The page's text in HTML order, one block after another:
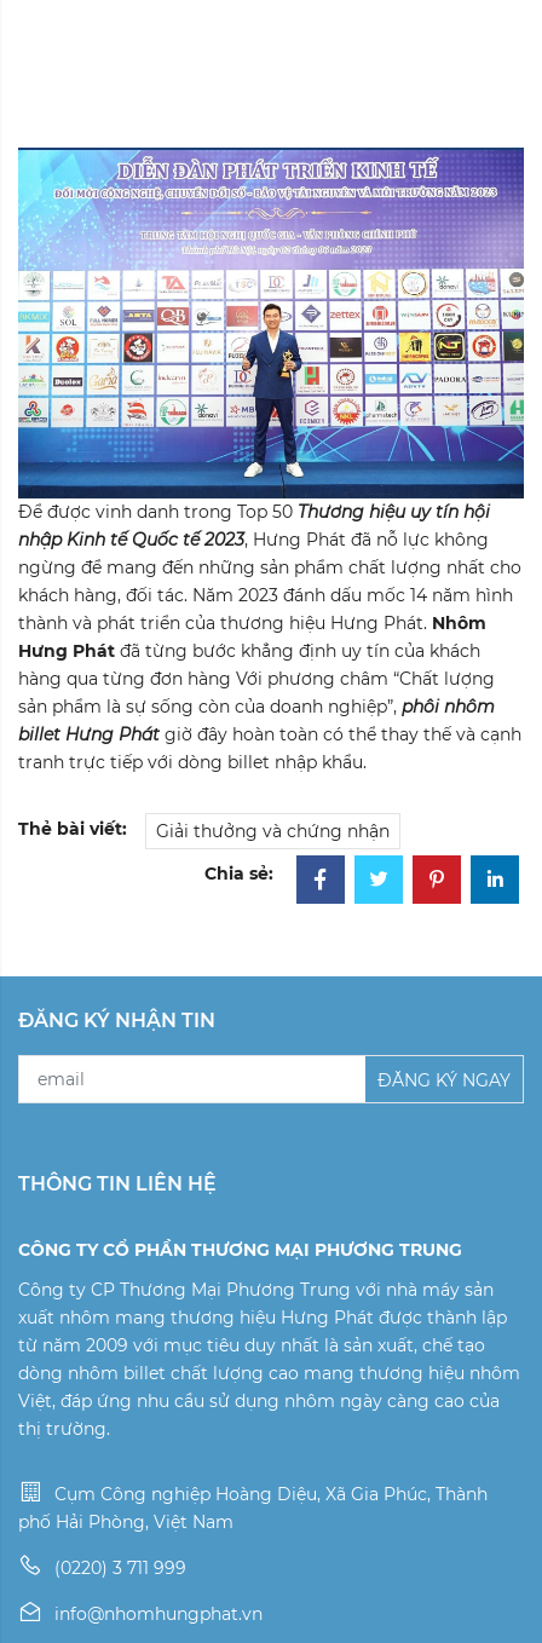
Để được vinh danh trong Top 50 Thương hiệu uy tín hội
nhập Kinh tế Quốc tế 2023, Hưng Phát đã nỗ lực không
ngừng để mang đến những sản phẩm chất lượng nhất cho
khách hàng, đối tác. Năm 2023 đánh dấu mốc 14 năm hình
thành và phát triển của thương hiệu Hưng Phát. Nhôm
Hưng Phát đã từng bước khẳng định uy tín của khách
hàng qua từng đơn hàng Với phương châm “Chất lượng
sản phẩm là sự sống còn của doanh nghiệp”, phôi nhôm
billet Hưng Phát giờ đây hoàn toàn có thể thay thế và cạnh
tranh trực tiếp với dòng billet nhập khẩu.
Thẻ bài viết:
Giải thưởng và chứng nhận
Chia sẻ:
ĐĂNG KÝ NHẬN TIN
ĐĂNG KÝ NGAY
THÔNG TIN LIÊN HỆ
CÔNG TY CỔ PHẦN THƯƠNG MẠI PHƯƠNG TRUNG
Công ty CP Thương Mại Phương Trung với nhà máy sản
xuất nhôm mang thương hiệu Hưng Phát được thành lập
từ năm 2009 với mục tiêu duy nhất là sản xuất, chế tạo
dòng nhôm billet chất lượng cao mang thương hiệu nhôm
Việt, đáp ứng nhu cầu sử dụng nhôm ngày càng cao của
thị trường.
Cụm Công nghiệp Hoàng Diệu, Xã Gia Phúc, Thành
phố Hải Phòng, Việt Nam
(0220) 3 711 999
info@nhomhungphat.vn